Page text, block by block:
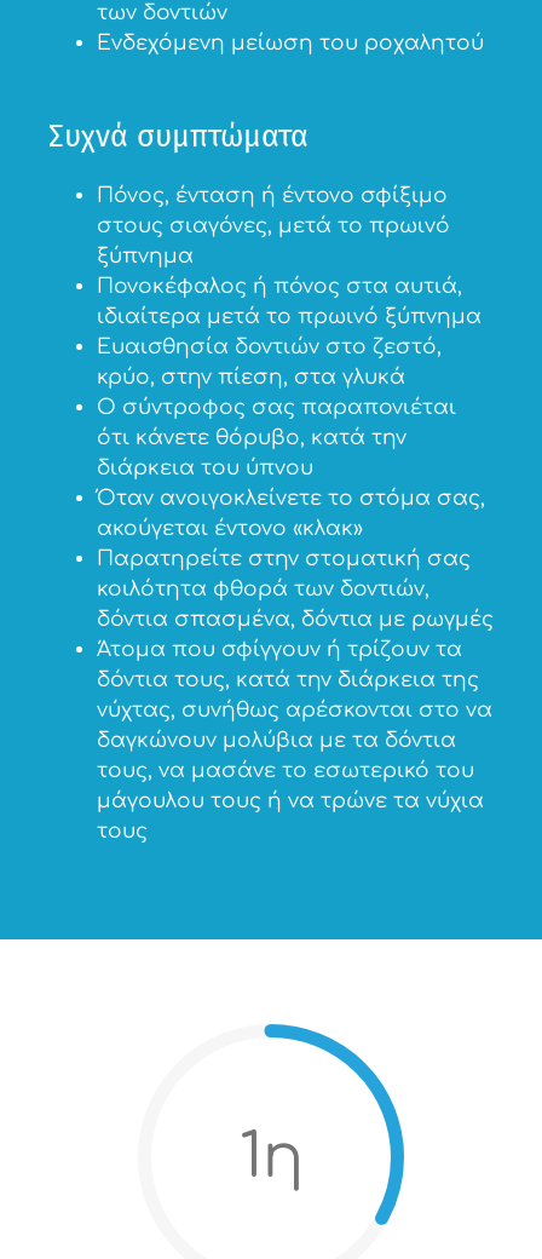
των δοντιών
Ενδεχόμενη μείωση του ροχαλητού
Συχνά συμπτώματα
Πόνος, ένταση ή έντονο σφίξιμο
στους σιαγόνες, μετά το πρωινό
ξύπνημα
Πονοκέφαλος ή πόνος στα αυτιά,
ιδιαίτερα μετά το πρωινό ξύπνημα
Ευαισθησία δοντιών στο ζεστό,
κρύο, στην πίεση, στα γλυκά
Ο σύντροφος σας παραπονιέται
ότι κάνετε θόρυβο, κατά την
διάρκεια του ύπνου
Όταν ανοιγοκλείνετε το στόμα σας,
ακούγεται έντονο «κλακ»
Παρατηρείτε στην στοματική σας
κοιλότητα φθορά των δοντιών,
δόντια σπασμένα, δόντια με ρωγμές
Άτομα που σφίγγουν ή τρίζουν τα
δόντια τους, κατά την διάρκεια της
νύχτας, συνήθως αρέσκονται στο να
δαγκώνουν μολύβια με τα δόντια
τους, να μασάνε το εσωτερικό του
μάγουλου τους ή να τρώνε τα νύχια
τους
1η